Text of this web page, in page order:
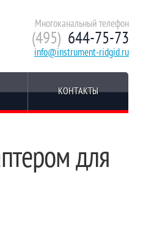
Многоканальный телефон
(495) 644-75-73
info@instrument-ridgid.ru
КОНТАКТЫ
для